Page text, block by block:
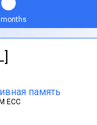
months
память
ECC